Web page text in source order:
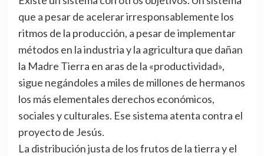
que a pesar de acelerar irresponsablemente los
ritmos de la producción, a pesar de implementar
métodos en la industria y la agricultura que dañan
la Madre Tierra en aras de la «productividad»,
sigue negándoles a miles de millones de hermanos
los más elementales derechos económicos,
sociales y culturales. Ese sistema atenta contra el
proyecto de Jesús.
La distribución justa de los frutos de la tierra y el